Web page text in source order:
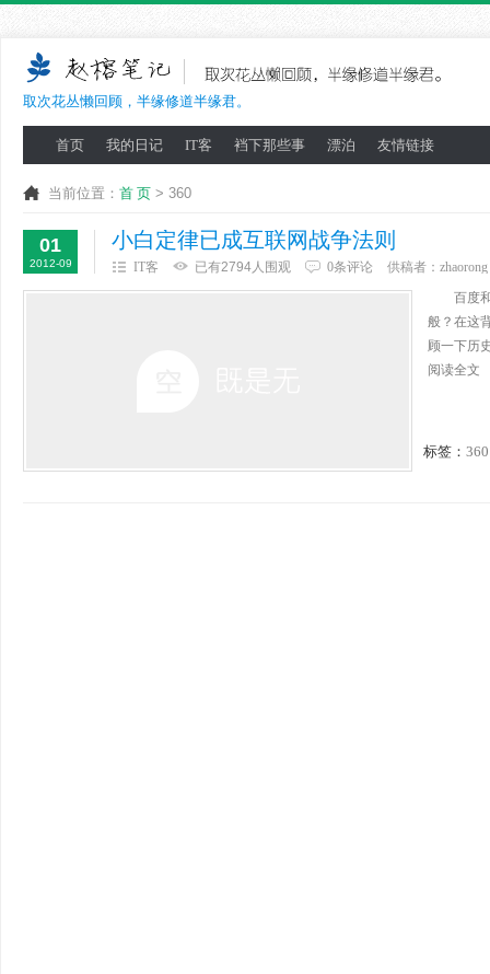
取次花丛懒回顾，半缘修道半缘君。
首页 我的日记 IT客 裆下那些事 漂泊 友情链接
当前位置： 首 页 > 360
01
2012-09
小白定律已成互联网战争法则
IT客 已有2794人围观 0条评论 供稿者： zhaorong
百度和
般？在这
顾一下
阅读全文
标签： 360